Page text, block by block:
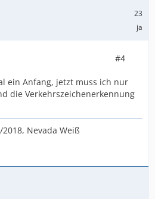
23
ja
#4
ein Anfang, jetzt muss ich nur
die Verkehrszeichenerkennung
2018, Nevada Weiß